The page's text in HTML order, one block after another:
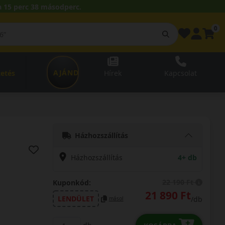
15 perc 37 másodperc.
AJÁNDÉKUTALVÁNY
Házhozszállítás
Házhozszállítás 4+ db
Kuponkód:
LENDÜLET
másol 21 890 Ft/db